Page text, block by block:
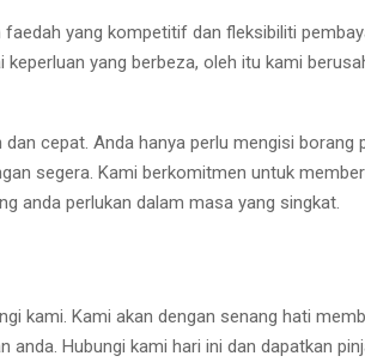
yang kompetitif dan fleksibiliti
yang berbeza, oleh itu kami
cepat. Anda hanya perlu mengisi borang
segera. Kami berkomitmen untuk
anda perlukan dalam masa yang singkat.
kami. Kami akan dengan senang hati
Hubungi kami hari ini dan dapatkan